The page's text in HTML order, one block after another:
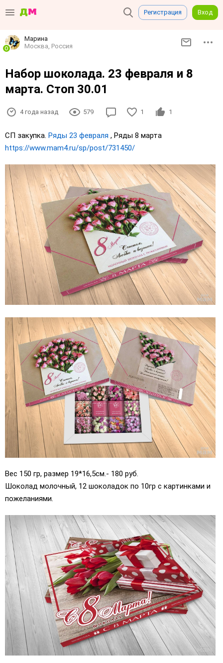
Регистрация Вход
Марина
Москва, Россия
Набор шоколада. 23 февраля и 8
марта. Стоп 30.01
4 года назад 579 1 1
СП закупка. Ряды 23 февраля , Ряды 8 марта
https://www.mam4.ru/sp/post/731450/
Вес 150 гр, размер 19*16,5см.- 180 руб.
Шоколад молочный, 12 шоколадок по 10гр с картинками и
пожеланиями.